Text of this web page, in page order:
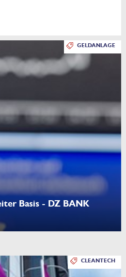
GELDANLAGE
Basis - DZ BANK
CLEANTECH